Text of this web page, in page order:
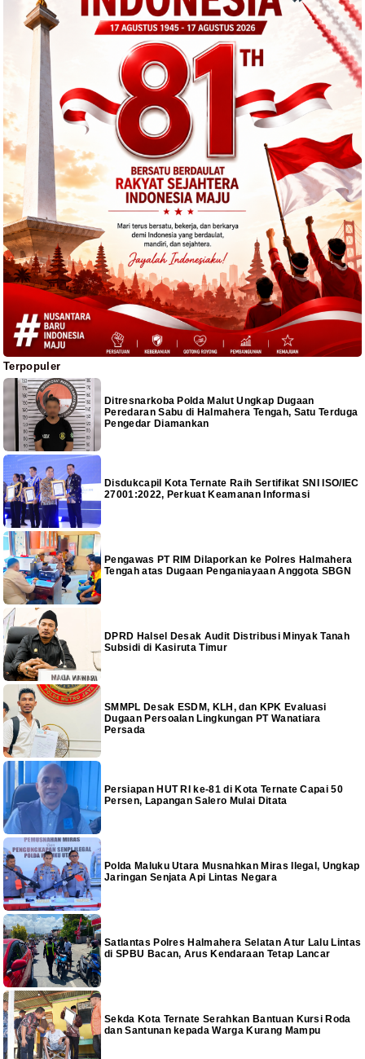
Terpopuler
Ditresnarkoba Polda Malut Ungkap Dugaan
Peredaran Sabu di Halmahera Tengah, Satu Terduga
Pengedar Diamankan
Disdukcapil Kota Ternate Raih Sertifikat SNI ISO/IEC
27001:2022, Perkuat Keamanan Informasi
Pengawas PT RIM Dilaporkan ke Polres Halmahera
Tengah atas Dugaan Penganiayaan Anggota SBGN
DPRD Halsel Desak Audit Distribusi Minyak Tanah
Subsidi di Kasiruta Timur
SMMPL Desak ESDM, KLH, dan KPK Evaluasi
Dugaan Persoalan Lingkungan PT Wanatiara
Persada
Persiapan HUT RI ke-81 di Kota Ternate Capai 50
Persen, Lapangan Salero Mulai Ditata
Polda Maluku Utara Musnahkan Miras Ilegal, Ungkap
Jaringan Senjata Api Lintas Negara
Satlantas Polres Halmahera Selatan Atur Lalu Lintas
di SPBU Bacan, Arus Kendaraan Tetap Lancar
Sekda Kota Ternate Serahkan Bantuan Kursi Roda
dan Santunan kepada Warga Kurang Mampu